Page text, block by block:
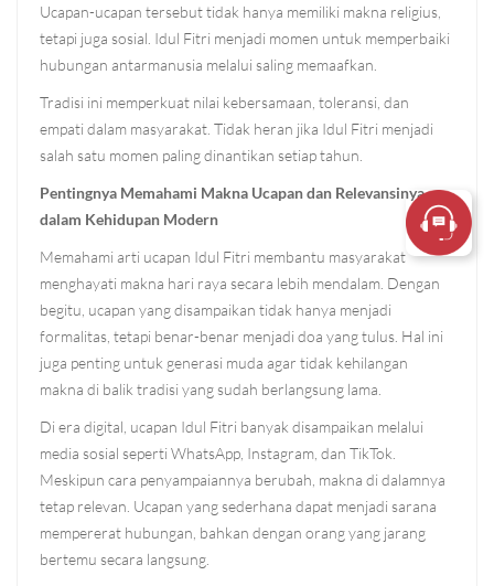
Ucapan-ucapan tersebut tidak hanya memiliki makna religius,
tetapi juga sosial. Idul Fitri menjadi momen untuk memperbaiki
hubungan antarmanusia melalui saling memaafkan.
Tradisi ini memperkuat nilai kebersamaan, toleransi, dan
empati dalam masyarakat. Tidak heran jika Idul Fitri menjadi
salah satu momen paling dinantikan setiap tahun.
Pentingnya Memahami Makna Ucapan dan Relevansinya
dalam Kehidupan Modern
Memahami arti ucapan Idul Fitri membantu masyarakat
menghayati makna hari raya secara lebih mendalam. Dengan
begitu, ucapan yang disampaikan tidak hanya menjadi
formalitas, tetapi benar-benar menjadi doa yang tulus. Hal ini
juga penting untuk generasi muda agar tidak kehilangan
makna di balik tradisi yang sudah berlangsung lama.
Di era digital, ucapan Idul Fitri banyak disampaikan melalui
media sosial seperti WhatsApp, Instagram, dan TikTok.
Meskipun cara penyampaiannya berubah, makna di dalamnya
tetap relevan. Ucapan yang sederhana dapat menjadi sarana
mempererat hubungan, bahkan dengan orang yang jarang
bertemu secara langsung.